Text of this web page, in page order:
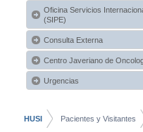
Oficina Servicios
(SIPE)
Consulta Externa
Centro Javeriano de
Urgencias
HUSI Pacientes y Visitantes